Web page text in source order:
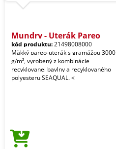
Mundry - Uterák Pareo
kód produktu:21498008000
Mäkký pareo-uterák s gramážou 3000
g/m², vyrobený z kombinácie
recyklovanej bavlny a recyklovaného
polyesteru SEAQUAL. <